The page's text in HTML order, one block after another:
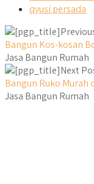
qyusi persada
Bangun Kos-kosan
Jasa Bangun Rumah
Next
Bangun Ruko Murah
Jasa Bangun Rumah